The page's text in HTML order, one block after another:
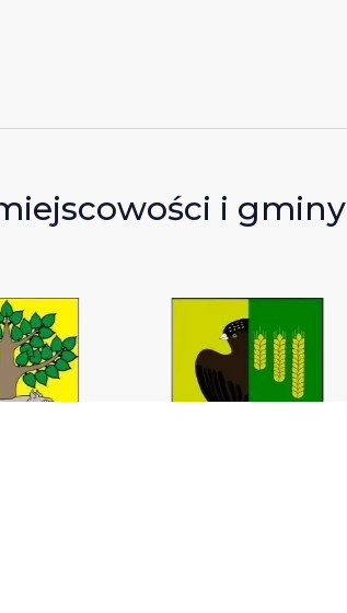
i gminy